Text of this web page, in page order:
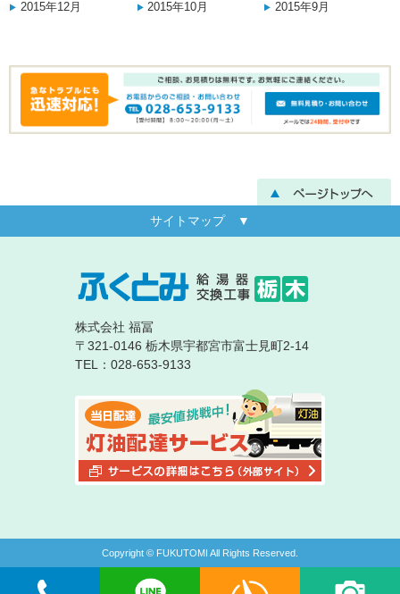
2015年12月 2015年10月 2015年9月
サイトマップ ▼
株式会社 福冨
〒321-0146 栃木県宇都宮市富士見町2-14
TEL：028-653-9133
Copyright © FUKUTOMI All Rights Reserved.